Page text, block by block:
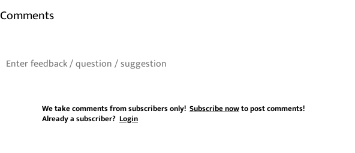
Comments
We take comments from subscribers only! Subscribe nowto post comments!
Already a subscriber? Login